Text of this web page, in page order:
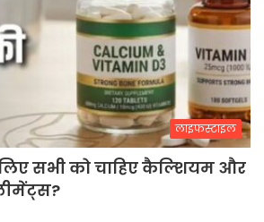
लाइफस्टाइल
सभी को चाहिए कैल्शियम और